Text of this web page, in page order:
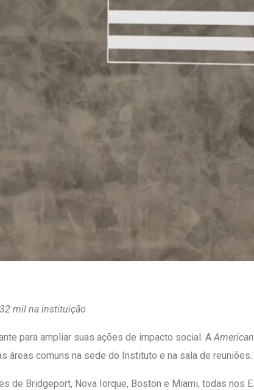
mil na instituição
para ampliar suas ações de impacto social. A
áreas comuns na sede do Instituto e na sala de reuniões.
de Bridgeport, Nova Iorque, Boston e Miami, todas nos